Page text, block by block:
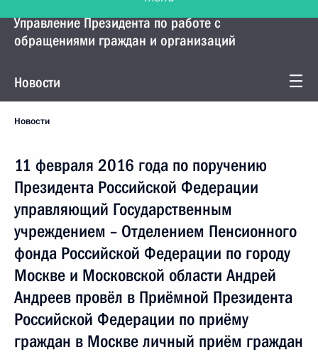
Управление Президента по работе с
обращениями граждан и организаций
Новости
Новости
11 февраля 2016 года по поручению
Президента Российской Федерации
управляющий Государственным
учреждением – Отделением Пенсионного
фонда Российской Федерации по городу
Москве и Московской области Андрей
Андреев провёл в Приёмной Президента
Российской Федерации по приёму
граждан в Москве личный приём граждан